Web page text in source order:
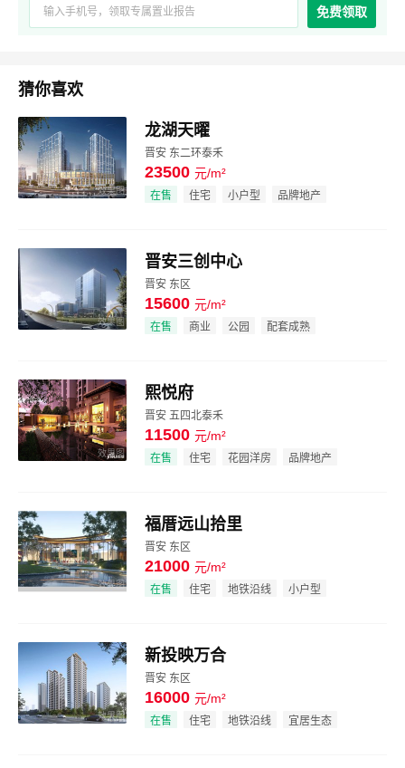
免费领取
猜你喜欢
效果图
龙湖天曜
晋安 东二环泰禾
23500 元/m²
在售 住宅 小户型 品牌地产
效果图
晋安三创中心
晋安 东区
15600 元/m²
在售 商业 公园 配套成熟
效果图
熙悦府
晋安 五四北泰禾
11500 元/m²
在售 住宅 花园洋房 品牌地产
效果图
福厝远山拾里
晋安 东区
21000 元/m²
在售 住宅 地铁沿线 小户型
效果图
新投映万合
晋安 东区
16000 元/m²
在售 住宅 地铁沿线 宜居生态